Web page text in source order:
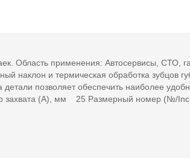
Область применения: Автосервисы, СТО,
наклон и термическая обработка зубцов
позволяет обеспечить наиболее
захвата (А), мм 25 Размерный